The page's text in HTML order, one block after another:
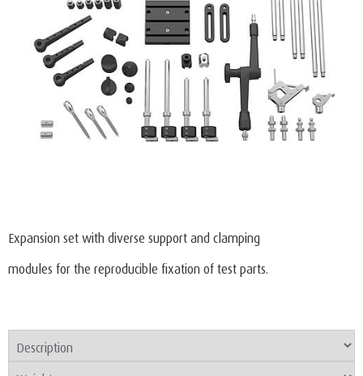
Expansion set with diverse support and clamping
modules for the reproducible fixation of test parts.